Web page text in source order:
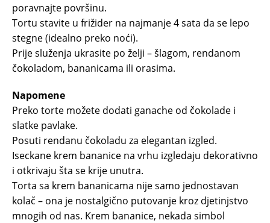
poravnajte površinu.
Tortu stavite u frižider na najmanje 4 sata da se lepo
stegne (idealno preko noći).
Prije služenja ukrasite po želji – šlagom, rendanom
čokoladom, bananicama ili orasima.
Napomene
Preko torte možete dodati ganache od čokolade i
slatke pavlake.
Posuti rendanu čokoladu za elegantan izgled.
Iseckane krem bananice na vrhu izgledaju dekorativno
i otkrivaju šta se krije unutra.
Torta sa krem bananicama nije samo jednostavan
kolač – ona je nostalgično putovanje kroz djetinjstvo
mnogih od nas. Krem bananice, nekada simbol